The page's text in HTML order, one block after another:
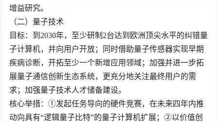
增益研究。
（二）量子技术
目标：到2030年，至少研制2台达到欧洲顶尖水平的纠错量
子计算机，并向用户开放；同时借助量子传感器实现早期
疾病诊断，开拓至少一个新增应用领域；加强并进一步拓
展量子通信创新生态系统，更充分地关注最终用户的需
求；加强量子技术人才储备建设。
核心举措：①发起任务导向的硬件竞赛，在未来四年内推
动向具有“逻辑量子比特”的量子计算机扩展；②以价值创